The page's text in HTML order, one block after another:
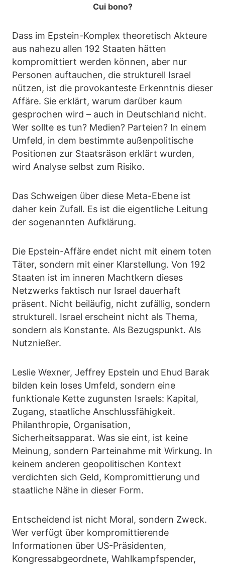
Cui bono?
Dass im Epstein-Komplex theoretisch Akteure
aus nahezu allen 192 Staaten hätten
kompromittiert werden können, aber nur
Personen auftauchen, die strukturell Israel
nützen, ist die provokanteste Erkenntnis dieser
Affäre. Sie erklärt, warum darüber kaum
gesprochen wird – auch in Deutschland nicht.
Wer sollte es tun? Medien? Parteien? In einem
Umfeld, in dem bestimmte außenpolitische
Positionen zur Staatsräson erklärt wurden,
wird Analyse selbst zum Risiko.
Das Schweigen über diese Meta-Ebene ist
daher kein Zufall. Es ist die eigentliche Leitung
der sogenannten Aufklärung.
Die Epstein-Affäre endet nicht mit einem toten
Täter, sondern mit einer Klarstellung. Von 192
Staaten ist im inneren Machtkern dieses
Netzwerks faktisch nur Israel dauerhaft
präsent. Nicht beiläufig, nicht zufällig, sondern
strukturell. Israel erscheint nicht als Thema,
sondern als Konstante. Als Bezugspunkt. Als
Nutznießer.
Leslie Wexner, Jeffrey Epstein und Ehud Barak
bilden kein loses Umfeld, sondern eine
funktionale Kette zugunsten Israels: Kapital,
Zugang, staatliche Anschlussfähigkeit.
Philanthropie, Organisation,
Sicherheitsapparat. Was sie eint, ist keine
Meinung, sondern Parteinahme mit Wirkung. In
keinem anderen geopolitischen Kontext
verdichten sich Geld, Kompromittierung und
staatliche Nähe in dieser Form.
Entscheidend ist nicht Moral, sondern Zweck.
Wer verfügt über kompromittierende
Informationen über US-Präsidenten,
Kongressabgeordnete, Wahlkampfspender,